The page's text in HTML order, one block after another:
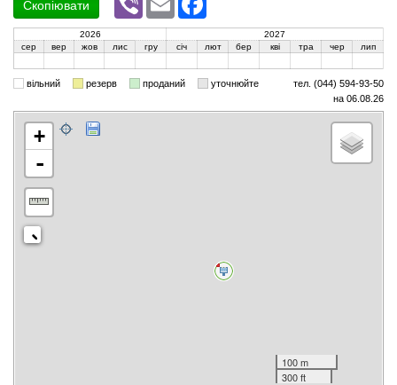
Скопіювати
2026
2027
сер
вер жов лис гру січ лют бер кві тра чер лип
вільний резерв проданий уточнюйте
тел. (044) 594-93-50
на 06.08.26
+
-
100 m
300 ft